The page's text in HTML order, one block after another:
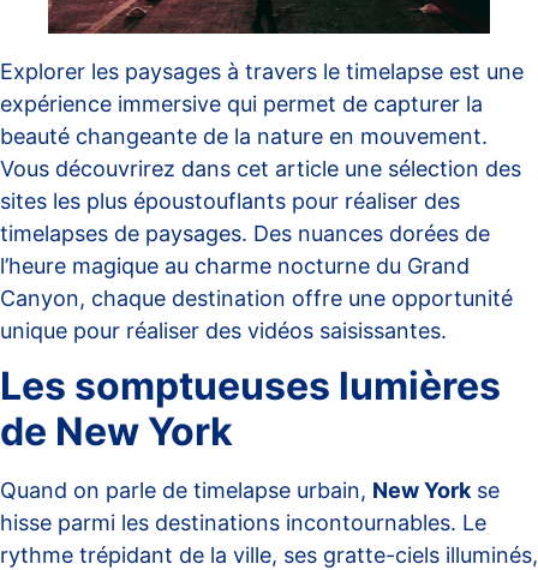
Explorer les paysages à travers le timelapse est une
expérience immersive qui permet de capturer la
beauté changeante de la nature en mouvement.
Vous découvrirez dans cet article une sélection des
sites les plus époustouflants pour réaliser des
timelapses de paysages. Des nuances dorées de
l’heure magique au charme nocturne du Grand
Canyon, chaque destination offre une opportunité
unique pour réaliser des vidéos saisissantes.
Les somptueuses lumières
de New York
Quand on parle de timelapse urbain, New Yorkse
hisse parmi les destinations incontournables. Le
rythme trépidant de la ville, ses gratte-ciels illuminés,